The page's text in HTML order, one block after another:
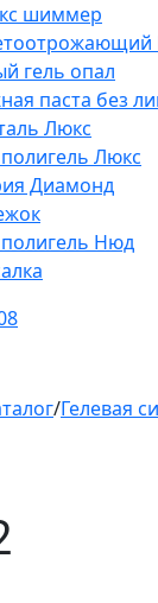
шиммер
гель опал
паста без
Люкс
Люкс
Диамонд
Нюд
/Гелевая